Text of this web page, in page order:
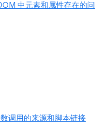
中元素和属性存在的问
调用的来源和脚本链接